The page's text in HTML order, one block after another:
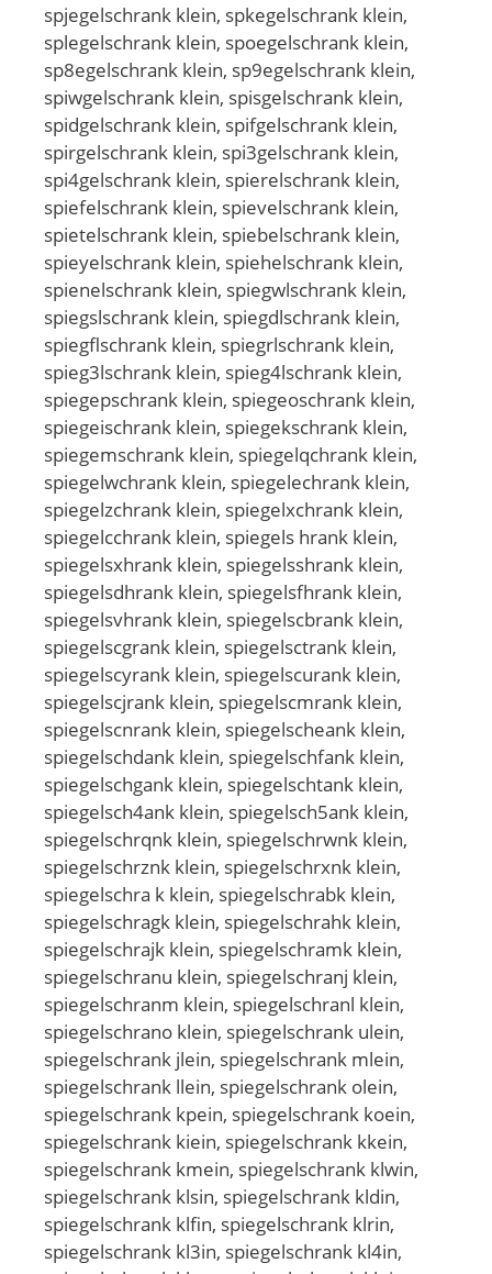
spjegelschrank klein, spkegelschrank klein,
splegelschrank klein, spoegelschrank klein,
sp8egelschrank klein, sp9egelschrank klein,
spiwgelschrank klein, spisgelschrank klein,
spidgelschrank klein, spifgelschrank klein,
spirgelschrank klein, spi3gelschrank klein,
spi4gelschrank klein, spierelschrank klein,
spiefelschrank klein, spievelschrank klein,
spietelschrank klein, spiebelschrank klein,
spieyelschrank klein, spiehelschrank klein,
spienelschrank klein, spiegwlschrank klein,
spiegslschrank klein, spiegdlschrank klein,
spiegflschrank klein, spiegrlschrank klein,
spieg3lschrank klein, spieg4lschrank klein,
spiegepschrank klein, spiegeoschrank klein,
spiegeischrank klein, spiegekschrank klein,
spiegemschrank klein, spiegelqchrank klein,
spiegelwchrank klein, spiegelechrank klein,
spiegelzchrank klein, spiegelxchrank klein,
spiegelcchrank klein, spiegels hrank klein,
spiegelsxhrank klein, spiegelsshrank klein,
spiegelsdhrank klein, spiegelsfhrank klein,
spiegelsvhrank klein, spiegelscbrank klein,
spiegelscgrank klein, spiegelsctrank klein,
spiegelscyrank klein, spiegelscurank klein,
spiegelscjrank klein, spiegelscmrank klein,
spiegelscnrank klein, spiegelscheank klein,
spiegelschdank klein, spiegelschfank klein,
spiegelschgank klein, spiegelschtank klein,
spiegelsch4ank klein, spiegelsch5ank klein,
spiegelschrqnk klein, spiegelschrwnk klein,
spiegelschrznk klein, spiegelschrxnk klein,
spiegelschra k klein, spiegelschrabk klein,
spiegelschragk klein, spiegelschrahk klein,
spiegelschrajk klein, spiegelschramk klein,
spiegelschranu klein, spiegelschranj klein,
spiegelschranm klein, spiegelschranl klein,
spiegelschrano klein, spiegelschrank ulein,
spiegelschrank jlein, spiegelschrank mlein,
spiegelschrank llein, spiegelschrank olein,
spiegelschrank kpein, spiegelschrank koein,
spiegelschrank kiein, spiegelschrank kkein,
spiegelschrank kmein, spiegelschrank klwin,
spiegelschrank klsin, spiegelschrank kldin,
spiegelschrank klfin, spiegelschrank klrin,
spiegelschrank kl3in, spiegelschrank kl4in,